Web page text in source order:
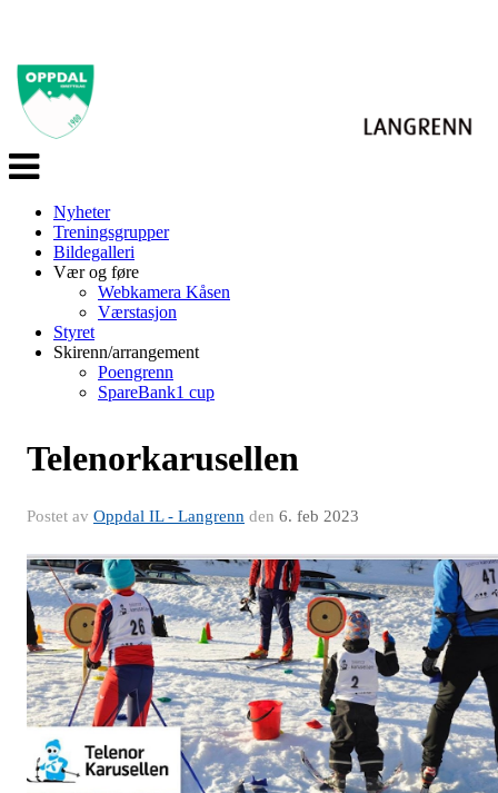
Veksle
navigasjon
Nyheter
Treningsgrupper
Bildegalleri
Vær og føre
Webkamera Kåsen
Værstasjon
Styret
Skirenn/arrangement
Poengrenn
SpareBank1 cup
Telenorkarusellen
Postet av Oppdal IL - Langrenn den 6. feb 2023